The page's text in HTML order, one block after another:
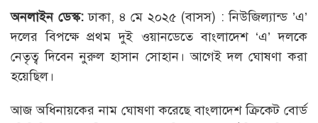
অনলাইন ডেস্ক:ঢাকা, ৪ মে ২০২৫ (বাসস) : নিউজিল্যান্ড ’এ’
দলের বিপক্ষে প্রথম দুই ওয়ানডেতে বাংলাদেশ ‘এ’ দলকে
নেতৃত্ব দিবেন নুরুল হাসান সোহান। আগেই দল ঘোষণা করা
হয়েছিল।
আজ অধিনায়কের নাম ঘোষণা করেছে বাংলাদেশ ক্রিকেট বোর্ড